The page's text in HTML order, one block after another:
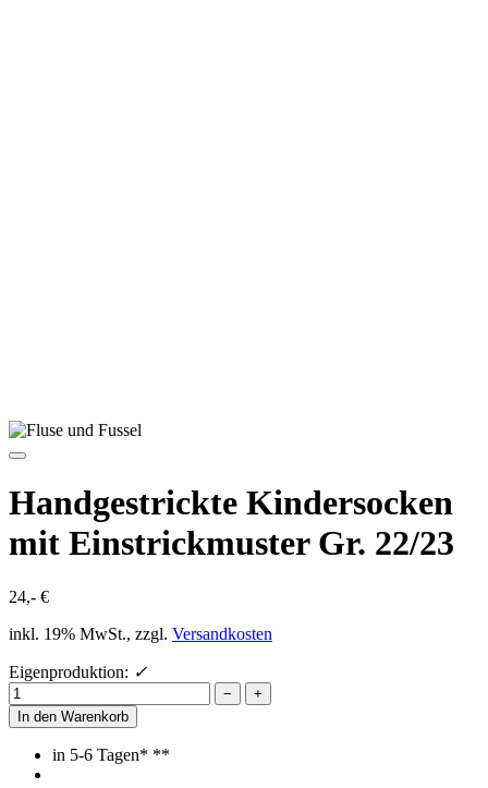
Handgestrickte Kindersocken
mit Einstrickmuster Gr. 22/23
24,- €
inkl. 19% MwSt., zzgl. Versandkosten
Eigenproduktion: ✓
−
+
In den Warenkorb
in 5-6 Tagen* **